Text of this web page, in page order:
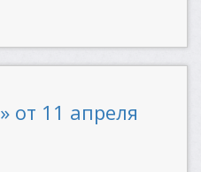
от 11 апреля